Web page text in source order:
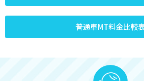
普通車MT料金比較